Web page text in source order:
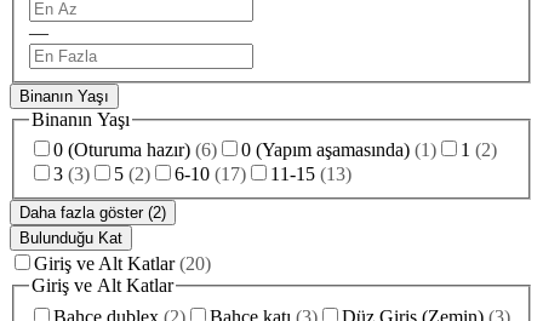
—
Binanın Yaşı
Binanın Yaşı
0 (Oturuma hazır) (6) 0 (Yapım aşamasında) (1) 1 (2)
3 (3) 5 (2) 6-10 (17) 11-15 (13)
Daha fazla göster (2)
Bulunduğu Kat
Giriş ve Alt Katlar (20)
Giriş ve Alt Katlar
Bahçe dublex (2) Bahçe katı (3) Düz Giriş (Zemin) (3)